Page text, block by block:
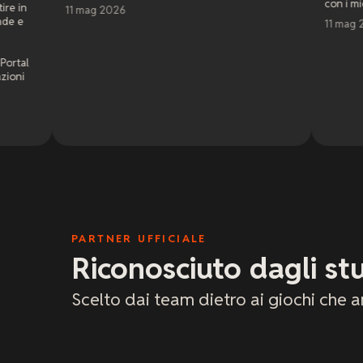
2026
con i miei amici. Servizio
PARTNER UFFICIALE
Riconosciuto dagli
Scelto dai team dietro ai giochi che